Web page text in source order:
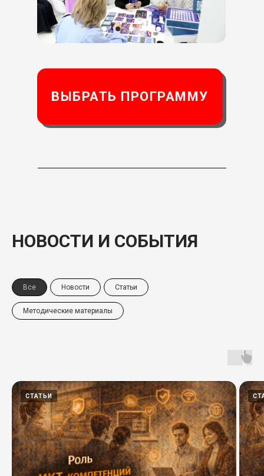
ВЫБРАТЬ ПРОГРАММУ
НОВОСТИ И СОБЫТИЯ
Все Новости Статьи
Методические материалы
СТАТЬИ